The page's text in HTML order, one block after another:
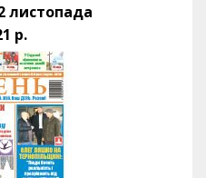
листопада
р.